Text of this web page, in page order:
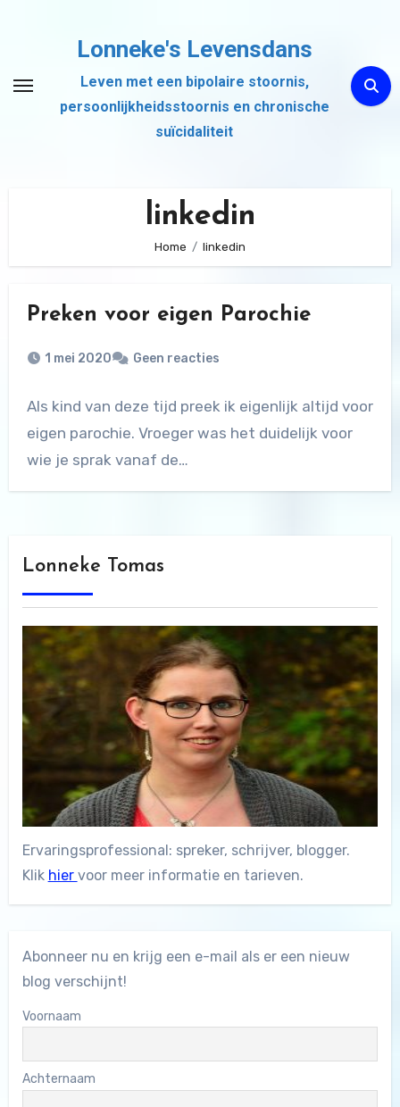
inhoud
Lonneke's Levensdans
Leven met een bipolaire stoornis,
persoonlijkheidsstoornis en chronische
suïcidaliteit
linkedin
Home linkedin
Preken voor eigen Parochie
1 mei 2020 Geen reacties
Als kind van deze tijd preek ik eigenlijk altijd voor
eigen parochie. Vroeger was het duidelijk voor
wie je sprak vanaf de…
Lonneke Tomas
Ervaringsprofessional: spreker, schrijver, blogger.
Klik hier voor meer informatie en tarieven.
Abonneer nu en krijg een e-mail als er een nieuw
blog verschijnt!
Voornaam
Achternaam